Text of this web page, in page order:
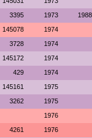
3395 1973 1988
145078 1974
3728 1974
145172 1974
429 1974
145161 1975
3262 1975
1976
4261 1976